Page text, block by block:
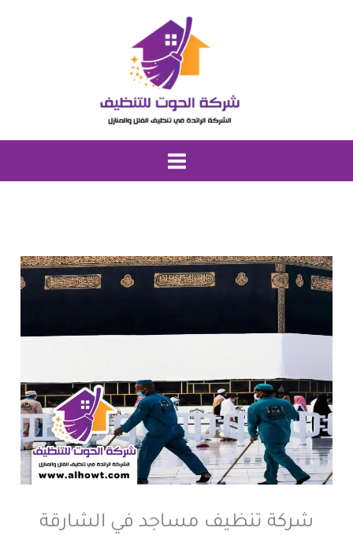
شركة تنظيف مساجد في الشارقة